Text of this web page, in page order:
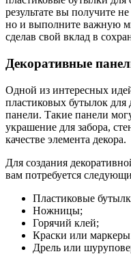
результате вы получите
но и выполните важную
сделав свой вклад в
Декоративные
Одной из интересных
пластиковых бутылок для
панели. Такие панели
украшение для забора,
качестве элемента декора.
Для создания
вам потребуется
Пластиковые
Ножницы;
Горячий клей;
Краски или маркеры
Дрель или